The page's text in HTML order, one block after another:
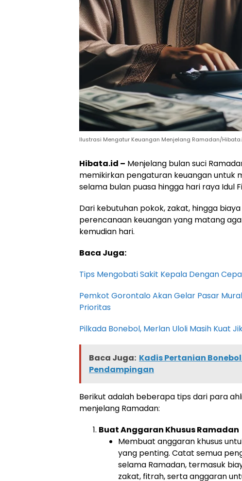
Ilustrasi Mengatur Keuangan Menjelang Ramadan/
Hibata.id – Menjelang bulan suci
memikirkan pengaturan keuangan untuk
selama bulan puasa hingga hari raya Idul
Dari kebutuhan pokok, zakat, hingga
perencanaan keuangan yang matang
kemudian hari.
Baca Juga:
Tips Mengobati Sakit Kepala Dengan
Pemkot Gorontalo Akan Gelar Pasar
Prioritas
Pilkada Bonebol, Merlan Uloli Masih Kuat
Baca Juga: Kadis Pertanian
Pendampingan
Berikut adalah beberapa tips dari para
menjelang Ramadan:
Buat Anggaran Khusus Ramadan
Membuat anggaran khusus
yang penting. Catat semua
selama Ramadan, termasuk
zakat, fitrah, serta anggaran